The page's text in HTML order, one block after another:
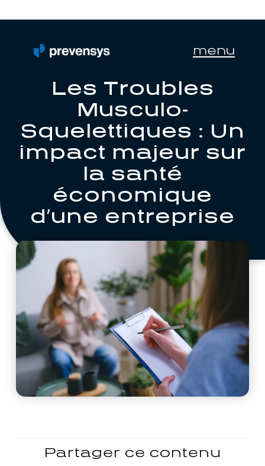
menu
Les Troubles
Musculo-
Squelettiques : Un
impact majeur sur
la santé
économique
d’une entreprise
Partager ce contenu